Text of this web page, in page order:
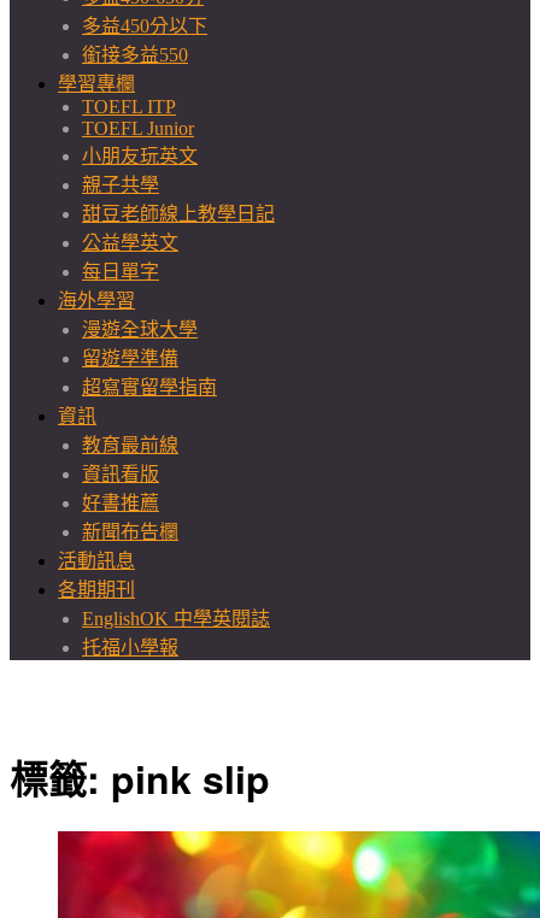
多益450分以下
銜接多益550
學習專欄
TOEFL ITP
TOEFL Junior
小朋友玩英文
親子共學
甜豆老師線上教學日記
公益學英文
每日單字
海外學習
漫遊全球大學
留遊學準備
超寫實留學指南
資訊
教育最前線
資訊看版
好書推薦
新聞布告欄
活動訊息
各期期刊
EnglishOK 中學英閱誌
托福小學報
標籤: pink slip